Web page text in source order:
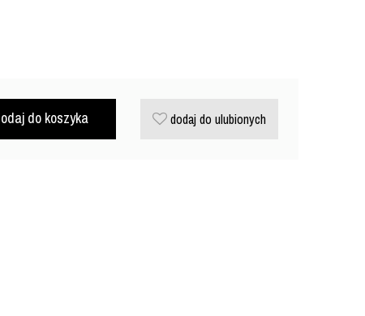
do koszyka dodaj do ulubionych